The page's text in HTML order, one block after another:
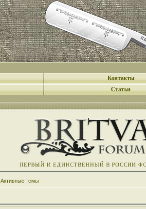
Контакты
Статьи
ПЕРВЫЙ И ЕДИНСТВЕННЫЙ В РОССИИ
Активные темы